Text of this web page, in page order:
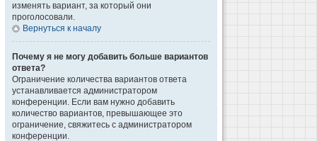
изменять вариант, за который они
проголосовали.
Вернуться к началу
Почему я не могу добавить больше вариантов
ответа?
Ограничение количества вариантов ответа
устанавливается администратором
конференции. Если вам нужно добавить
количество вариантов, превышающее это
ограничение, свяжитесь с администратором
конференции.